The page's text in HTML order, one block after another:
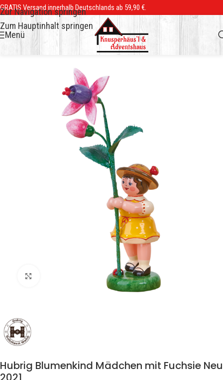
Zur Navigation springen
Zum Hauptinhalt springen
GRATIS Versand innerhalb Deutschlands ab 59,90 €.
Menü
Zum Vergrößern klicken
Hubrig Blumenkind Mädchen mit Fuchsie Neu